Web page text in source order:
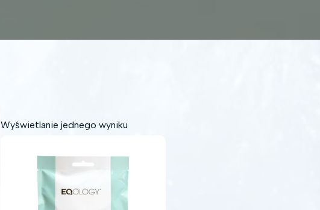
Wyświetlanie jednego wyniku